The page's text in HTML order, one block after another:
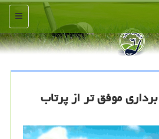
منو
موفق تر از پرتاب